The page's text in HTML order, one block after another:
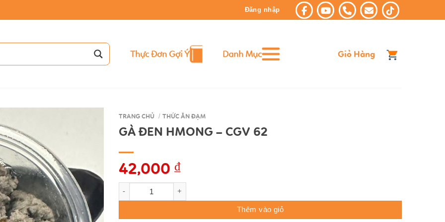
Đăng nhập
Thực Đơn Gợi Ý Danh Mục Giỏ Hàng
TRANG CHỦ / THỨC ĂN ĐẠM
GÀ ĐEN HMONG – CGV 62
42,000 ₫
Thêm vào giỏ